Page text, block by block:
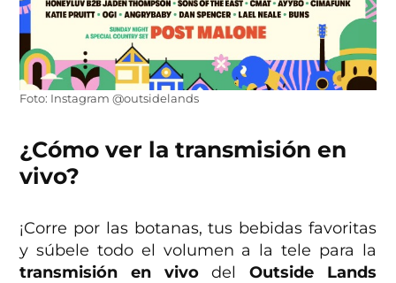
Foto: Instagram @outsidelands
¿Cómo ver la transmisión en
vivo?
¡Corre por las botanas, tus bebidas favoritas
y súbele todo el volumen a la tele para la
transmisión en vivodel
Outside Lands